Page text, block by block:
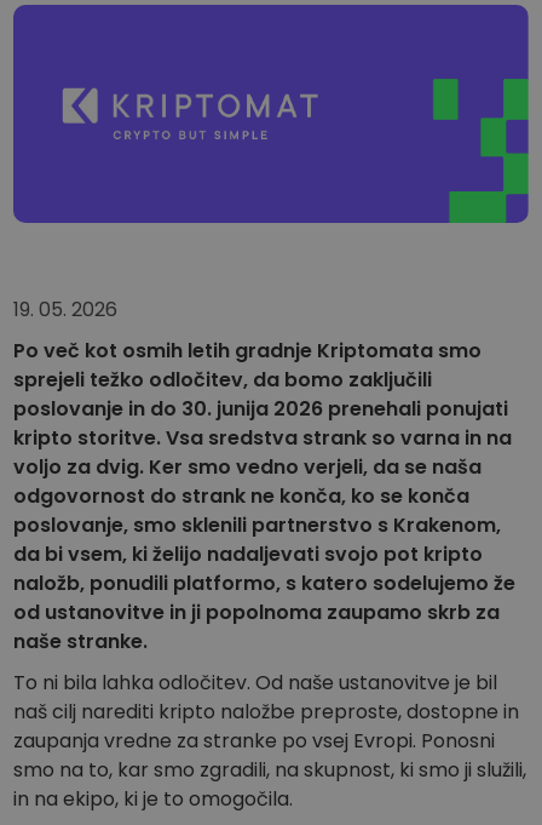
...danes bi bil vreden
Kriptomat denarnica
Varna in enostavna kripto denarnica
Trezor
Ponavljajoči nakup
Redno načrtovane naložbe (DCA)
Opozorila o ceni
Ažurne informacije o cenah vaših najljubših žetonov
Raziščite sredstva
Odkrijte naložbene priložnosti
Analitika portfelja
Pametni vpogledi za optimalno učinkovitost
19. 05. 2026
Po več kot osmih letih gradnje Kriptomata smo
sprejeli težko odločitev, da bomo zaključili
poslovanje in do 30. junija 2026 prenehali ponujati
kripto storitve. Vsa sredstva strank so varna in na
voljo za dvig. Ker smo vedno verjeli, da se naša
odgovornost do strank ne konča, ko se konča
poslovanje, smo sklenili partnerstvo s Krakenom,
da bi vsem, ki želijo nadaljevati svojo pot kripto
naložb, ponudili platformo, s katero sodelujemo že
od ustanovitve in ji popolnoma zaupamo skrb za
naše stranke.
To ni bila lahka odločitev. Od naše ustanovitve je bil
naš cilj narediti kripto naložbe preproste, dostopne in
zaupanja vredne za stranke po vsej Evropi. Ponosni
smo na to, kar smo zgradili, na skupnost, ki smo ji služili,
in na ekipo, ki je to omogočila.